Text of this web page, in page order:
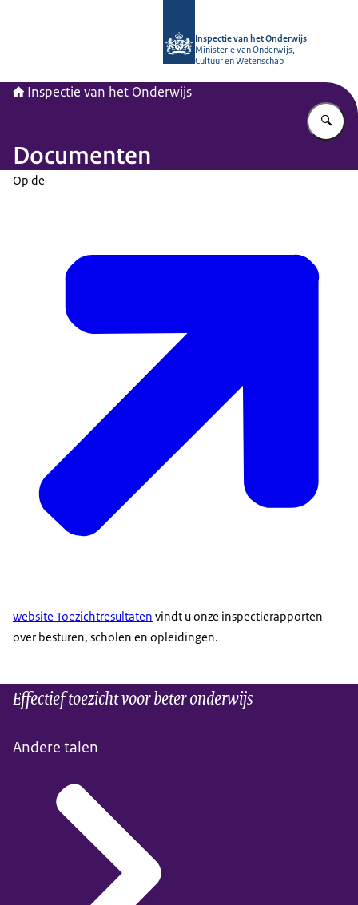
Inspectie van het Onderwijs
Ministerie van Onderwijs,
Cultuur en Wetenschap
Inspectie van het Onderwijs
Documenten
Op de
website Toezichtresultaten vindt u onze inspectierapporten
over besturen, scholen en opleidingen.
Effectief toezicht voor beter onderwijs
Andere talen